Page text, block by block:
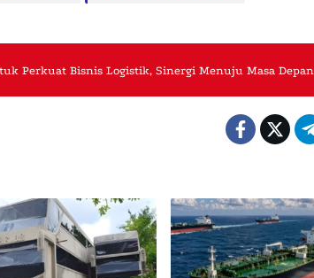
Perkuat Bisnis Logistik, Sinergi Menuju Masa Depan